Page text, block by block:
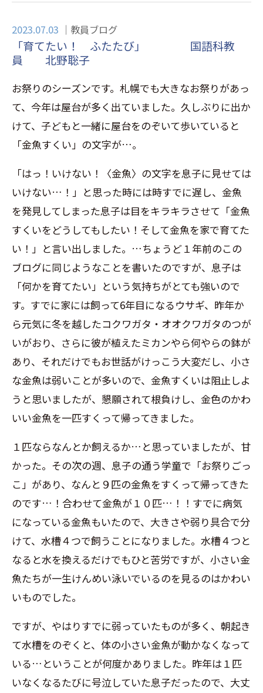
2023.07.03 教員ブログ
「育てたい！ ふたたび」 国語科教
員 北野聡子
お祭りのシーズンです。札幌でも大きなお祭りがあっ
て、今年は屋台が多く出ていました。久しぶりに出か
けて、子どもと一緒に屋台をのぞいて歩いていると
「金魚すくい」の文字が…。
「はっ！いけない！〈金魚〉の文字を息子に見せては
いけない…！」と思った時には時すでに遅し、金魚
を発見してしまった息子は目をキラキラさせて「金魚
すくいをどうしてもしたい！そして金魚を家で育てた
い！」と言い出しました。…ちょうど１年前のこの
ブログに同じようなことを書いたのですが、息子は
「何かを育てたい」という気持ちがとても強いので
す。すでに家には飼って6年目になるウサギ、昨年か
ら元気に冬を越したコクワガタ・オオクワガタのつが
いがおり、さらに彼が植えたミカンやら何やらの鉢が
あり、それだけでもお世話がけっこう大変だし、小さ
な金魚は弱いことが多いので、金魚すくいは阻止しよ
うと思いましたが、懇願されて根負けし、金色のかわ
いい金魚を一匹すくって帰ってきました。
１匹ならなんとか飼えるか…と思っていましたが、甘
かった。その次の週、息子の通う学童で「お祭りごっ
こ」があり、なんと９匹の金魚をすくって帰ってきた
のです…！合わせて金魚が１０匹…！！すでに病気
になっている金魚もいたので、大きさや弱り具合で分
けて、水槽４つで飼うことになりました。水槽４つと
なると水を換えるだけでもひと苦労ですが、小さい金
魚たちが一生けんめい泳いでいるのを見るのはかわい
いものでした。
ですが、やはりすでに弱っていたものが多く、朝起き
て水槽をのぞくと、体の小さい金魚が動かなくなって
いる…ということが何度かありました。昨年は１匹
いなくなるたびに号泣していた息子だったので、大丈